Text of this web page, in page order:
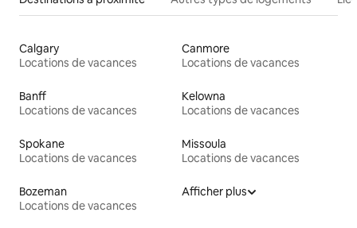
Calgary
Locations de vacances
Canmore
Locations de vacances
Banff
Locations de vacances
Kelowna
Locations de vacances
Spokane
Locations de vacances
Missoula
Locations de vacances
Bozeman
Locations de vacances
Afficher plus